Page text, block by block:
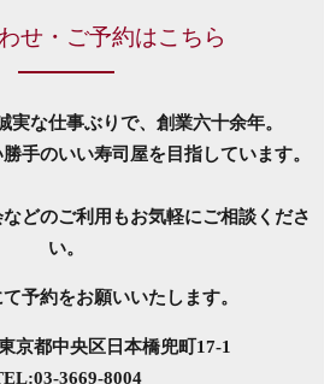
せ・ご予約はこちら
実な仕事ぶりで、創業六十余年。
手のいい寿司屋を目指しています。
どのご利用もお気軽にご相談くださ
い。
予約をお願いいたします。
京都中央区日本橋兜町17-1
3669-8004